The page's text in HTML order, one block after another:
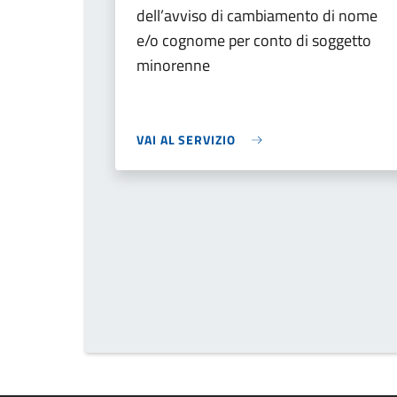
dell’avviso di cambiamento di nome
e/o cognome per conto di soggetto
minorenne
VAI AL SERVIZIO